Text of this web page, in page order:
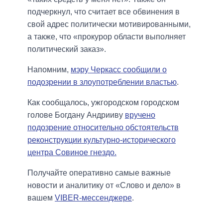
подчеркнул, что считает все обвинения в
свой адрес политически мотивированными,
а также, что «прокурор области выполняет
политический заказ».
Напомним, мэру Черкасс сообщили о
подозрении в злоупотреблении властью.
Как сообщалось, ужгородском городском
голове Богдану Андрииву вручено
подозрение относительно обстоятельств
реконструкции культурно-исторического
центра Совиное гнездо.
Получайте оперативно самые важные
новости и аналитику от «Слово и дело» в
вашем VIBER-мессенджере.